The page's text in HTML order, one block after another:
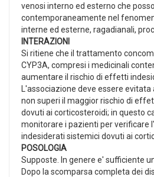
venosi interno ed esterno che
contemporaneamente nel
interne ed esterne, ragadianali,
INTERAZIONI
Si ritiene che il trattamento
CYP3A, compresi i medicinali
aumentare il rischio di effetti
L'associazione deve essere evitata
non superi il maggior rischio di
dovuti ai corticosteroidi; in questo
monitorare i pazienti per verificare
indesiderati sistemici dovuti ai
POSOLOGIA
Supposte. In genere e' sufficiente
Dopo la scomparsa completa dei